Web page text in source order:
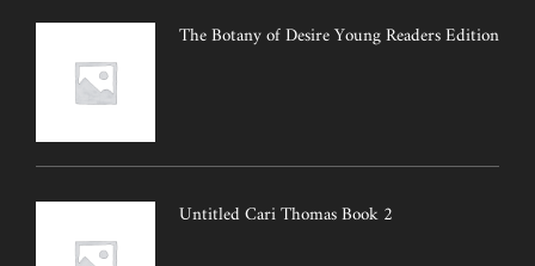
The Botany of Desire Young Readers Edition
Untitled Cari Thomas Book 2